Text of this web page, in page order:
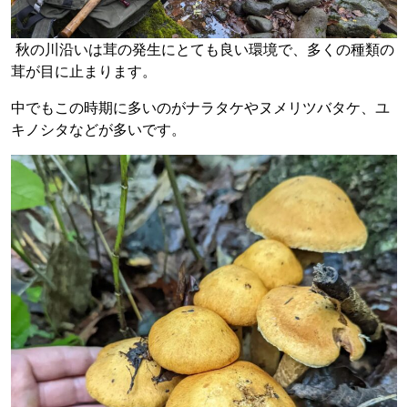
秋の川沿いは茸の発生にとても良い環境で、多くの種類の
茸が目に止まります。
中でもこの時期に多いのがナラタケやヌメリツバタケ、ユ
キノシタなどが多いです。